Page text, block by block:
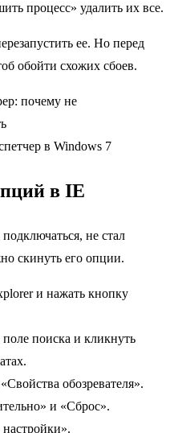
процесс» удалить их все.
ее. Но перед
обойти схожих сбоев.
в Windows 7
в IE
не стал
скинуть его опции.
и нажать кнопку
поиска и кликнуть
обозревателя».
и «Сброс».